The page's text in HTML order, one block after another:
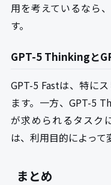
用を考えているなら
す。
GPT-5 Thinkingと
GPT-5 Fastは、特に
ます。一方、GPT-5
が求められるタスク
は、利用目的によって
まとめ